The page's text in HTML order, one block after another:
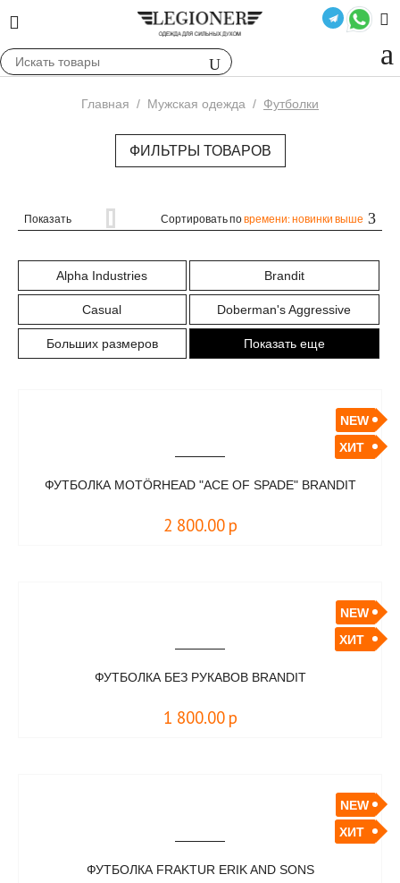
Главная / Мужская одежда / Футболки
ФИЛЬТРЫ ТОВАРОВ
Показать Сортировать повремени: новинки выше
Alpha Industries Brandit
Casual Doberman's Aggressive
Больших размеров Показать еще
NEW
ХИТ
ФУТБОЛКА MOTÖRHEAD "ACE OF SPADE" BRANDIT
2 800.00 р
NEW
ХИТ
ФУТБОЛКА БЕЗ РУКАВОВ BRANDIT
1 800.00 р
NEW
ХИТ
ФУТБОЛКА FRAKTUR ERIK AND SONS